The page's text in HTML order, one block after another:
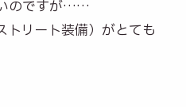
のですが……
トリート装備）がとても